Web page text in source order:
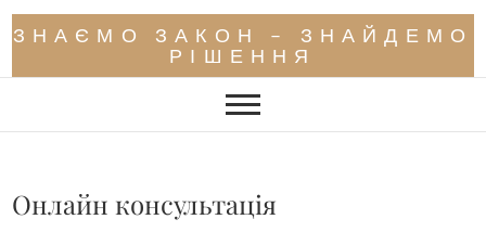
ЗНАЄМО ЗАКОН – ЗНАЙДЕМО
РІШЕННЯ
Онлайн консультація